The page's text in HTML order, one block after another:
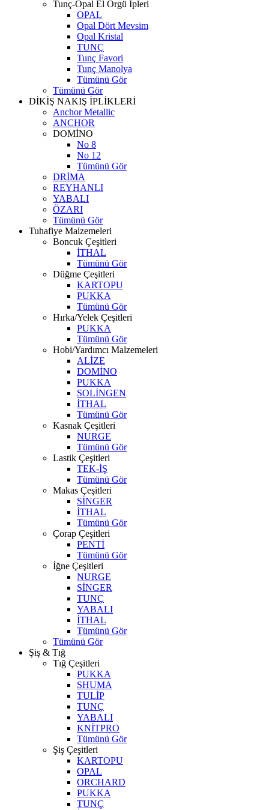
Tunç-Opal El Örgü İpleri
OPAL
Opal Dört Mevsim
Opal Kristal
TUNÇ
Tunç Favori
Tunç Manolya
Tümünü Gör
Tümünü Gör
DİKİŞ NAKIŞ İPLİKLERİ
Anchor Metallic
ANCHOR
DOMİNO
No 8
No 12
Tümünü Gör
DRİMA
REYHANLI
YABALI
ÖZARI
Tümünü Gör
Tuhafiye Malzemeleri
Boncuk Çeşitleri
İTHAL
Tümünü Gör
Düğme Çeşitleri
KARTOPU
PUKKA
Tümünü Gör
Hırka/Yelek Çeşitleri
PUKKA
Tümünü Gör
Hobi/Yardımcı Malzemeleri
ALİZE
DOMİNO
PUKKA
SOLİNGEN
İTHAL
Tümünü Gör
Kasnak Çeşitleri
NURGE
Tümünü Gör
Lastik Çeşitleri
TEK-İŞ
Tümünü Gör
Makas Çeşitleri
SİNGER
İTHAL
Tümünü Gör
Çorap Çeşitleri
PENTİ
Tümünü Gör
İğne Çeşitleri
NURGE
SİNGER
TUNÇ
YABALI
İTHAL
Tümünü Gör
Tümünü Gör
Şiş & Tığ
Tığ Çeşitleri
PUKKA
SHUMA
TULİP
TUNÇ
YABALI
KNİTPRO
Tümünü Gör
Şiş Çeşitleri
KARTOPU
OPAL
ORCHARD
PUKKA
TUNÇ